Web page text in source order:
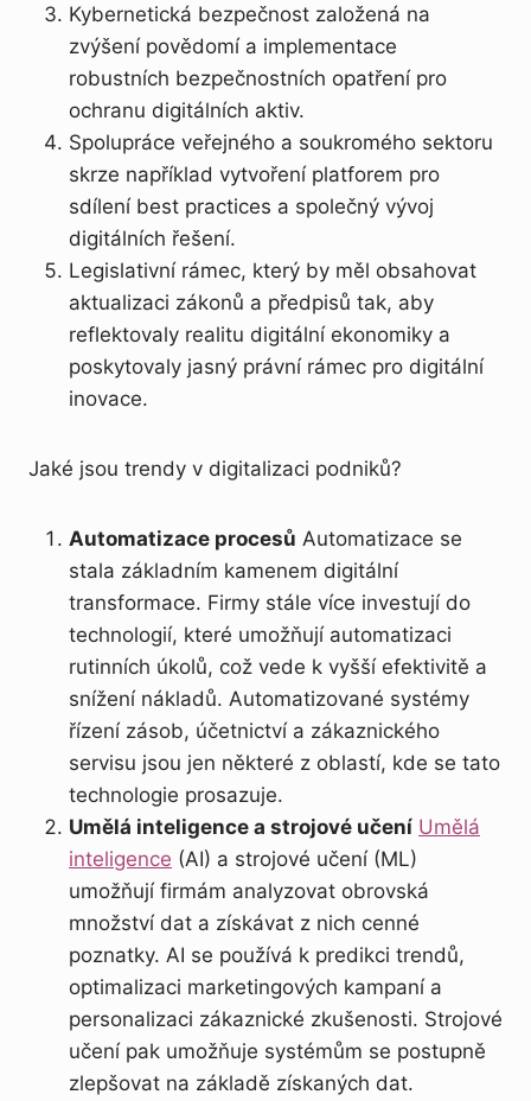
Kybernetická bezpečnost založená na
zvýšení povědomí a implementace
robustních bezpečnostních opatření pro
ochranu digitálních aktiv.
Spolupráce veřejného a soukromého sektoru
skrze například vytvoření platforem pro
sdílení best practices a společný vývoj
digitálních řešení.
Legislativní rámec, který by měl obsahovat
aktualizaci zákonů a předpisů tak, aby
reflektovaly realitu digitální ekonomiky a
poskytovaly jasný právní rámec pro digitální
inovace.
Jaké jsou trendy v digitalizaci podniků?
Automatizace procesů Automatizace se
stala základním kamenem digitální
transformace. Firmy stále více investují do
technologií, které umožňují automatizaci
rutinních úkolů, což vede k vyšší efektivitě a
snížení nákladů. Automatizované systémy
řízení zásob, účetnictví a zákaznického
servisu jsou jen některé z oblastí, kde se tato
technologie prosazuje.
Umělá inteligence a strojové učení Umělá
inteligence (AI) a strojové učení (ML)
umožňují firmám analyzovat obrovská
množství dat a získávat z nich cenné
poznatky. AI se používá k predikci trendů,
optimalizaci marketingových kampaní a
personalizaci zákaznické zkušenosti. Strojové
učení pak umožňuje systémům se postupně
zlepšovat na základě získaných dat.